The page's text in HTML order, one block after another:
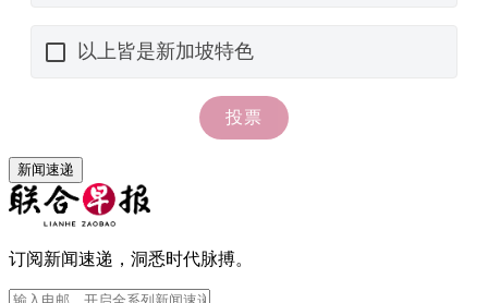
新闻速递
订阅新闻速递，洞悉时代脉搏。